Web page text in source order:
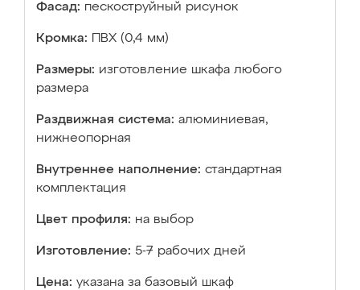
Фасад: пескоструйный рисунок
Кромка: ПВХ (0,4 мм)
Размеры: изготовление шкафа любого
размера
Раздвижная система: алюминиевая,
нижнеопорная
Внутреннее наполнение: стандартная
комплектация
Цвет профиля: на выбор
Изготовление: 5-7 рабочих дней
Цена: указана за базовый шкаф